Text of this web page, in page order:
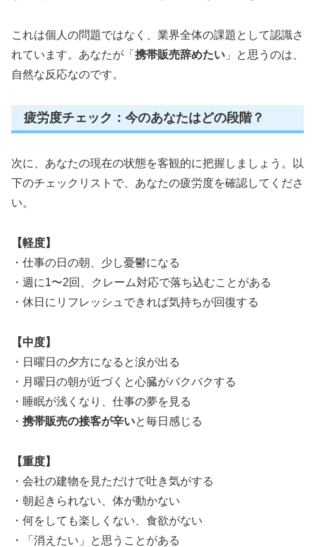
これは個人の問題ではなく、業界全体の課題として認識さ
れています。あなたが「 携帯販売辞めたい 」と思うのは、
自然な反応なのです。
疲労度チェック：今のあなたはどの段階？
次に、あなたの現在の状態を客観的に把握しましょう。以
下のチェックリストで、あなたの疲労度を確認してくださ
い。
【軽度】
・仕事の日の朝、少し憂鬱になる
・週に1〜2回、クレーム対応で落ち込むことがある
・休日にリフレッシュできれば気持ちが回復する
【中度】
・日曜日の夕方になると涙が出る
・月曜日の朝が近づくと心臓がバクバクする
・睡眠が浅くなり、仕事の夢を見る
・ 携帯販売の接客が辛いと毎日感じる
【重度】
・会社の建物を見ただけで吐き気がする
・朝起きられない、体が動かない
・何をしても楽しくない、食欲がない
・「消えたい」と思うことがある